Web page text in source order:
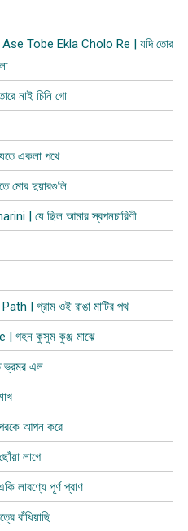
Tobe Ekla Cholo Re | যদি তোর
নাই চিনি গো
একলা পথে
মোর দুয়ারগুলি
| যে ছিল আমার স্বপনচারিণী
| গ্রাম ওই রাঙা মাটির পথ
গহন কুসুম কুঞ্জ মাঝে
এল
আপন করে
লাগে
পূর্ণ প্রাণ
বাঁধিয়াছি